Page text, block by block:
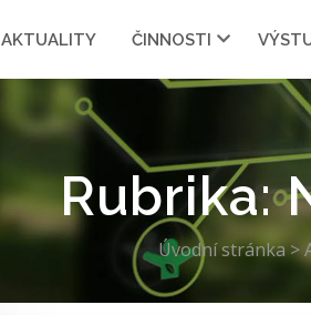
AKTUALITY ČINNOSTI
Rubrika:
Úvodní stránka>